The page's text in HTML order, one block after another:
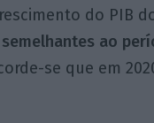
do PIB
ao
se que em